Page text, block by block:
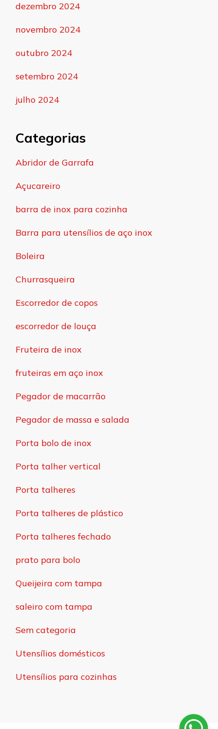
dezembro 2024
novembro 2024
outubro 2024
setembro 2024
julho 2024
Categorias
Abridor de Garrafa
Açucareiro
barra de inox para cozinha
Barra para utensílios de aço inox
Boleira
Churrasqueira
Escorredor de copos
escorredor de louça
Fruteira de inox
fruteiras em aço inox
Pegador de macarrão
Pegador de massa e salada
Porta bolo de inox
Porta talher vertical
Porta talheres
Porta talheres de plástico
Porta talheres fechado
prato para bolo
Queijeira com tampa
saleiro com tampa
Sem categoria
Utensílios domésticos
Utensílios para cozinhas